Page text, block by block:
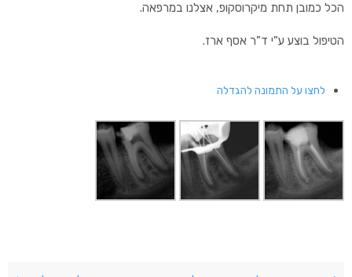
הכל כמובן תחת מיקרוסקופ, אצלנו במרפאה.
הטיפול בוצע ע"י ד"ר אסף ארז.
לחצו על התמונה להגדלה